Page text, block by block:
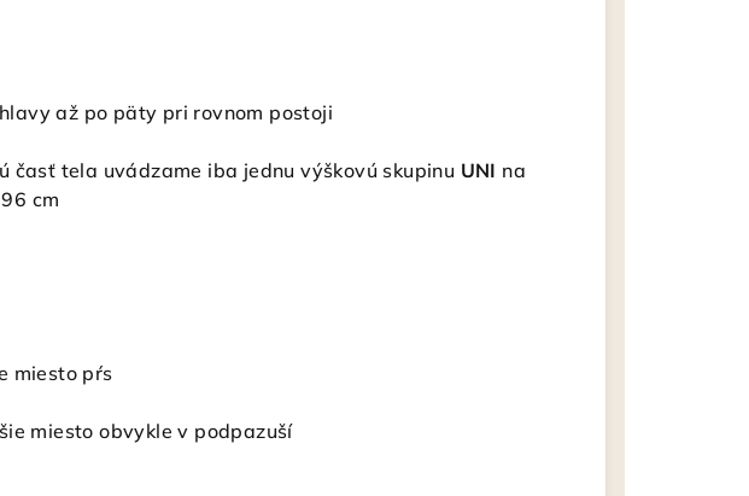
až po päty pri rovnom postoji
časť tela uvádzame iba jednu výškovú skupinu UNI na
cm
miesto pŕs
miesto obvykle v podpazuší